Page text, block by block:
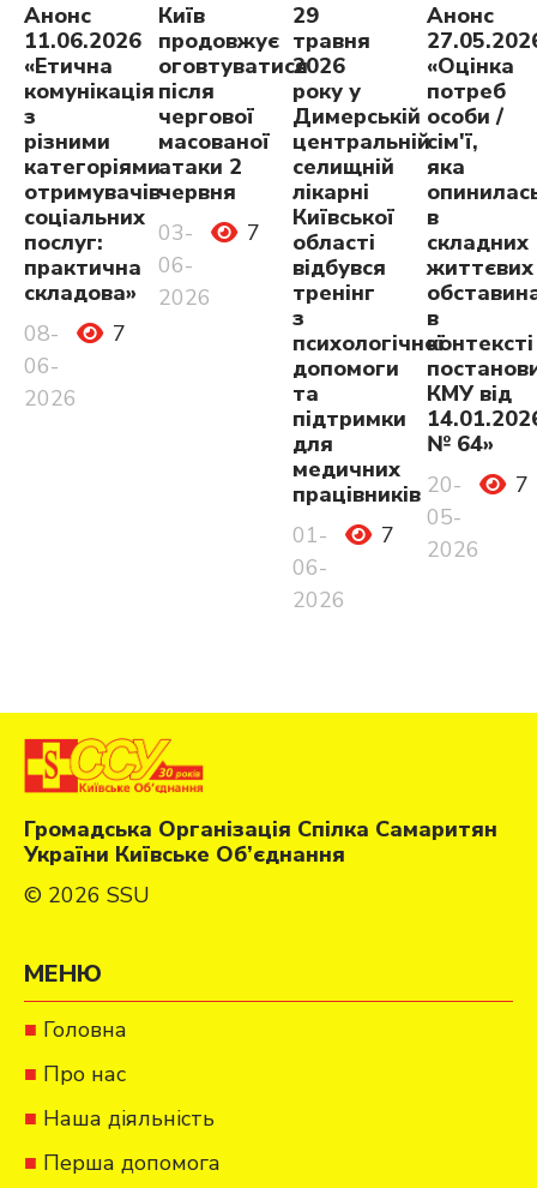
Анонс
11.06.2026
«Етична
комунікація
з
різними
категоріями
отримувачів
соціальних
послуг:
практична
складова»
08-
06-
2026
7
Київ
продовжує
оговтуватися
після
чергової
масованої
атаки 2
червня
03-
06-
2026
7
29
травня
2026
року у
Димерській
центральній
селищній
лікарні
Київської
області
відбувся
тренінг
з
психологічної
допомоги
та
підтримки
для
медичних
працівників
01-
06-
2026
7
Анонс
«Оцінка
потреб
особи /
сім'ї,
яка
в
складних
життєвих
в
контексті
КМУ від
№ 64»
20-
05-
2026
7
Громадська Організація Спілка Самаритян
України Київське Об’єднання
© 2026 SSU
МЕНЮ
Головна
Про нас
Наша діяльність
Перша допомога